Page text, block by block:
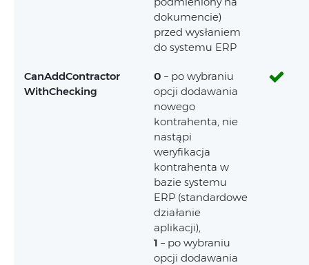
dokumencie)
przed wysłaniem
do systemu ERP
CanAddContractor
WithChecking
0 – po wybraniu
opcji dodawania
nowego
kontrahenta, nie
nastąpi
weryfikacja
kontrahenta w
bazie systemu
ERP (standardowe
działanie
aplikacji),
1 – po wybraniu
opcji dodawania